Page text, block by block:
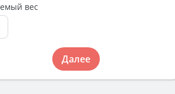
вес
Далее